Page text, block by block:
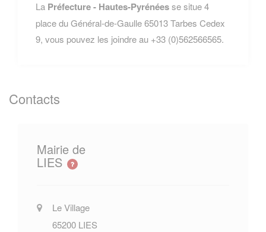
La Préfecture - Hautes-Pyrénéesse situe 4
place du Général-de-Gaulle 65013 Tarbes Cedex
9, vous pouvez les joindre au +33 (0)562566565.
Contacts
Mairie de
LIES
Le Village
65200 LIES